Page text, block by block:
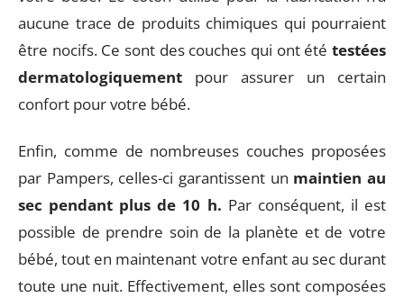
aucune trace de produits chimiques qui pourraient
être nocifs. Ce sont des couches qui ont été testées
dermatologiquement pour assurer un certain
confort pour votre bébé.
Enfin, comme de nombreuses couches proposées
par Pampers, celles-ci garantissent un maintien au
sec pendant plus de 10 h. Par conséquent, il est
possible de prendre soin de la planète et de votre
bébé, tout en maintenant votre enfant au sec durant
toute une nuit. Effectivement, elles sont composées